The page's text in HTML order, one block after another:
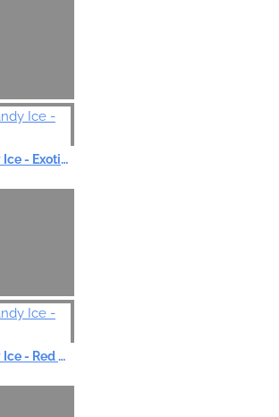
Blue Tree Candy Ice - Exotic 6st
Blue Tree Candy Ice - Red Berry 6st.